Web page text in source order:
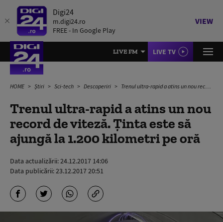
Digi24
m.digi24.ro
FREE - In Google Play
VIEW
LIVE FM LIVE TV
HOME Știri Sci-tech Descoperiri Trenul ultra-rapid a atins un nou record de viteză. Ținta este să ajungă la 1.200 kilometri pe oră
Trenul ultra-rapid a atins un nou
record de viteză. Ținta este să
ajungă la 1.200 kilometri pe oră
Data actualizării:24.12.2017 14:06
Data publicării:23.12.2017 20:51